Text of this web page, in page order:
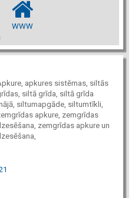
WWW
apkures sistēmas, siltās
siltā grīda, siltā grīda
siltumapgāde, siltumtīkli,
apkure, zemgrīdas
zemgrīdas apkure un